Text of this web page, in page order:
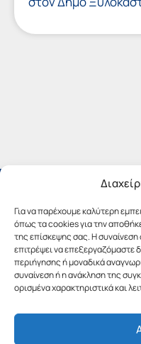
Για να παρέχουμε καλύτερη
όπως τα cookies για την
της επίσκεψης σας. Η συναίνεση
επιτρέψει να
περιήγησης ή μοναδικά
συναίνεση ή η ανάκληση της
ορισμένα χαρακτηριστικά και